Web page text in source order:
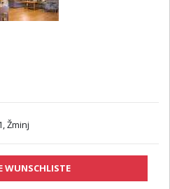
Žminj
WUNSCHLISTE